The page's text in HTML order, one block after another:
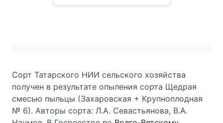
Сорт Татарского НИИ сельского хозяйства
получен в результате опыления сорта Щедрая
смесью пыльцы (Захаровская + Крупноплодная
№ 6). Авторы сорта: Л.А. Севастьянова, В.А.